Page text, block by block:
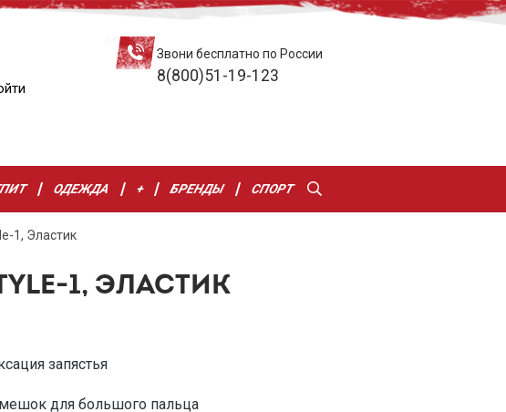
Звони бесплатно по России
8(800)51-19-123
ОДЕЖДА + БРЕНДЫ СПОРТ
1, Эластик
1, ЭЛАСТИК
запястья
для большого пальца